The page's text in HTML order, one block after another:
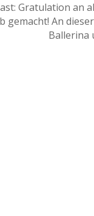
Gratulation an
gemacht! An
Ballerina